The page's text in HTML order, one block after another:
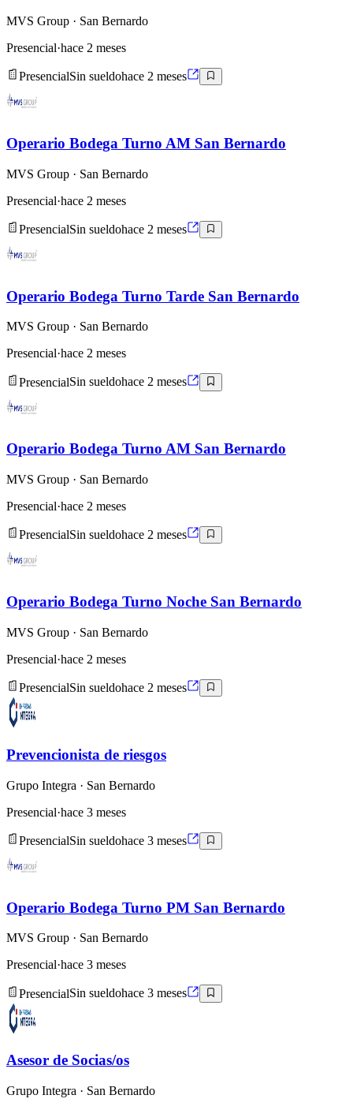
MVS Group · San Bernardo
Presencial·hace 2 meses
PresencialSin sueldohace 2 meses
Operario Bodega Turno AM San Bernardo
MVS Group · San Bernardo
Presencial·hace 2 meses
PresencialSin sueldohace 2 meses
Operario Bodega Turno Tarde San Bernardo
MVS Group · San Bernardo
Presencial·hace 2 meses
PresencialSin sueldohace 2 meses
Operario Bodega Turno AM San Bernardo
MVS Group · San Bernardo
Presencial·hace 2 meses
PresencialSin sueldohace 2 meses
Operario Bodega Turno Noche San Bernardo
MVS Group · San Bernardo
Presencial·hace 2 meses
PresencialSin sueldohace 2 meses
Prevencionista de riesgos
Grupo Integra · San Bernardo
Presencial·hace 3 meses
PresencialSin sueldohace 3 meses
Operario Bodega Turno PM San Bernardo
MVS Group · San Bernardo
Presencial·hace 3 meses
PresencialSin sueldohace 3 meses
Asesor de Socias/os
Grupo Integra · San Bernardo